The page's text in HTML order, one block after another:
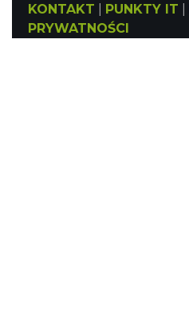
KONTAKT PUNKTY IT
PRYWATNOŚCI